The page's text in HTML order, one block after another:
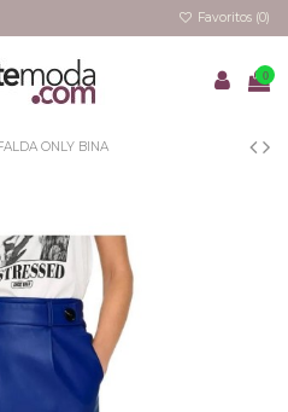
Favoritos (0)
0
ONLY BINA